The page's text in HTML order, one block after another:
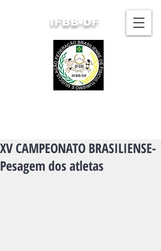
IFBB-DF
XV CAMPEONATO BRASILIENSE-
Pesagem dos atletas